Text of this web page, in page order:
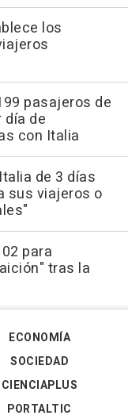
los
pasajeros de
de
con Italia
de 3 días
sus viajeros o
para
tras la
ECONOMÍA
SOCIEDAD
CIENCIAPLUS
PORTALTIC